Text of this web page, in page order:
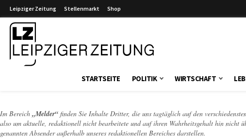
Leipziger Zeitung Stellenmarkt Shop
STARTSEITE POLITIK WIRTSCHAFT
Im Bereich „Melder“ finden Sie Inhalte Dritter, die uns tagtäglich auf den
also um aktuelle, redaktionell nicht bearbeitete und auf ihren Wahrheitsgehalt hin nicht
genannten Absender außerhalb unseres redaktionellen Bereiches darstellen.